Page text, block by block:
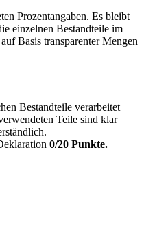
Prozentangaben. Es bleibt
einzelnen Bestandteile im
Basis transparenter Mengen
Bestandteile verarbeitet
Teile sind klar
0/20 Punkte.